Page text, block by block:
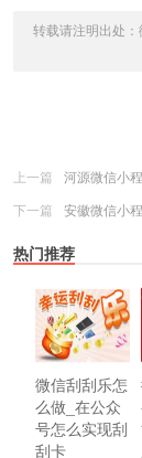
转载请注明出处：
上一篇
河源微信小
下一篇
安徽微信小
热门推荐
微信刮刮乐怎
么做_在公众
号怎么实现刮
刮卡